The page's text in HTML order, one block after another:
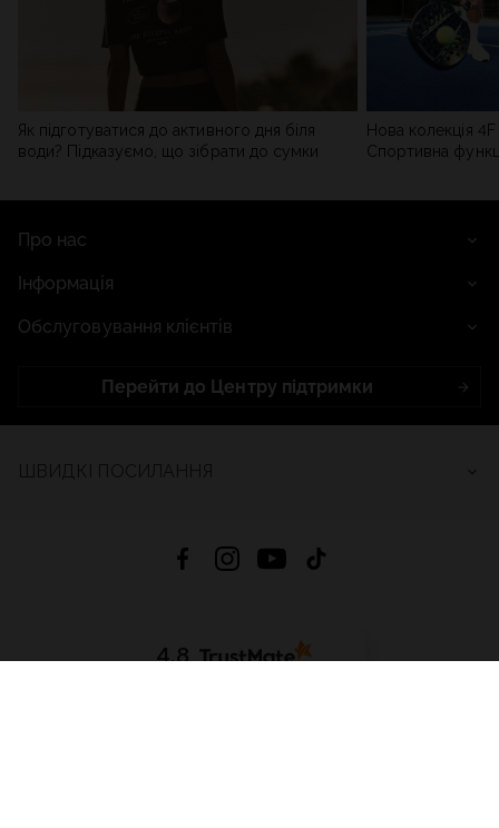
Як підготуватися до активного дня біля
води? Підказуємо, що зібрати до сумки
Нова колекція
Спортивна
Про нас
Інформація
Обслуговування клієнтів
Перейти до Центру підтримки
4.8